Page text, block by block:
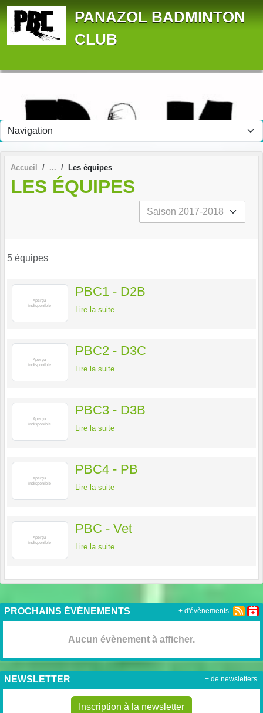
PANAZOL BADMINTON
CLUB
Accueil Les équipes
LES ÉQUIPES
5 équipes
PBC1 - D2B
Lire la suite
PBC2 - D3C
Lire la suite
PBC3 - D3B
Lire la suite
PBC4 - PB
Lire la suite
PBC - Vet
Lire la suite
PROCHAINS ÉVÉNEMENTS
Aucun évènement à afficher.
+ d'évènements
NEWSLETTER
Inscription à la newsletter
+ de newsletters
Panneau de gestion des cookies